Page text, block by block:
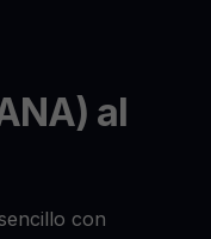
al
con